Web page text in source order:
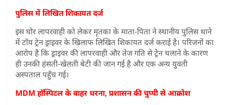
पुलिस में लिखित शिकायत दर्ज
इस घोर लापरवाही को लेकर मृतका के माता-पिता ने स्थानीय पुलिस थाने
में टॉय ट्रेन ड्राइवर के खिलाफ लिखित शिकायत दर्ज कराई है। परिजनों का
आरोप है कि ड्राइवर की लापरवाही और तेज गति से ट्रेन चलाने के कारण
ही उनकी हंसती-खेलती बेटी की जान गई है और एक अन्य युवती
अस्पताल पहुँच गई।
MDM हॉस्पिटल के बाहर धरना, प्रशासन की चुप्पी से आक्रोश